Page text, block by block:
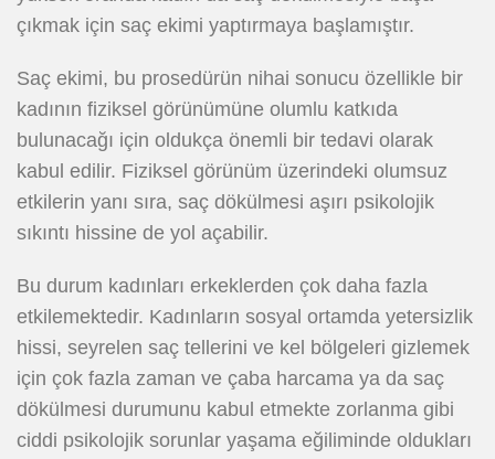
çıkmak için saç ekimi yaptırmaya başlamıştır.
Saç ekimi, bu prosedürün nihai sonucu özellikle bir
kadının fiziksel görünümüne olumlu katkıda
bulunacağı için oldukça önemli bir tedavi olarak
kabul edilir. Fiziksel görünüm üzerindeki olumsuz
etkilerin yanı sıra, saç dökülmesi aşırı psikolojik
sıkıntı hissine de yol açabilir.
Bu durum kadınları erkeklerden çok daha fazla
etkilemektedir. Kadınların sosyal ortamda yetersizlik
hissi, seyrelen saç tellerini ve kel bölgeleri gizlemek
için çok fazla zaman ve çaba harcama ya da saç
dökülmesi durumunu kabul etmekte zorlanma gibi
ciddi psikolojik sorunlar yaşama eğiliminde oldukları